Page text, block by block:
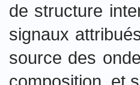
de structure
signaux
source des